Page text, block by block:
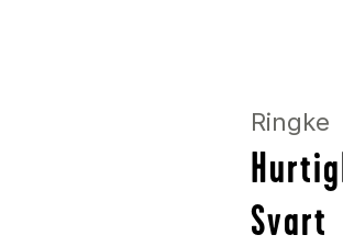
Ringke
Svart